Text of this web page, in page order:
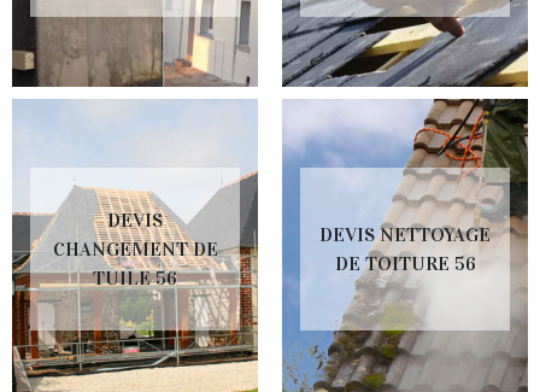
DEVIS
CHANGEMENT DE
TUILE 56
DEVIS NETTOYAGE
DE TOITURE 56